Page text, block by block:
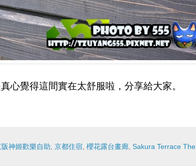
心覺得這間實在太舒服啦，分享給大家。
神姬歡樂自助 京都住宿 櫻花露台畫廊 Sakura Terrace The